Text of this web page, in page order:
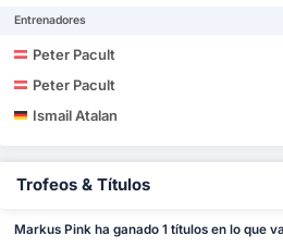
Entrenadores
Peter Pacult
Peter Pacult
Ismail Atalan
Trofeos & Títulos
Markus Pink ha ganado 1 títulos en lo que